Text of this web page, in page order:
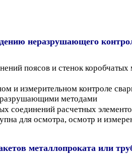
неразрушающего
поясов и стенок
и измерительном контроле
методами
соединений расчетных
для осмотра, осмотр и
металлопроката или